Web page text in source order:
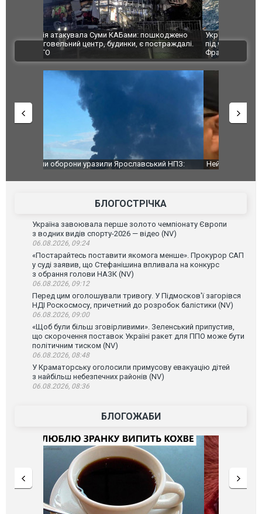
Українські надзвичайники врятували козуленя
під час ліквідації масштабної лісової пожежі у
Франції
СБУ за
Болгарії
ВІДЕО
Неймар влаштував конфлікт після перемоги
"Сантоса". ВІДЕО
Мудрик
БЛОГОСТРІЧКА
Україна завоювала перше золото чемпіонату Європи
з водних видів спорту-2026 — відео (NV)
06.08.2026, 09:24
«Постарайтесь поставити якомога менше». Прокурор САП
у суді заявив, що Стефанішина впливала на конкурс
з обрання голови НАЗК (NV)
06.08.2026, 09:12
Перед цим оголошували тривогу. У Підмосков'ї загорівся
НДІ Роскосмосу, причетний до розробок балістики (NV)
06.08.2026, 09:00
«Щоб були більш зговірливими». Зеленський припустив,
що скорочення поставок Україні ракет для ППО може бути
політичним тиском (NV)
06.08.2026, 08:48
У Краматорську оголосили примусову евакуацію дітей
з найбільш небезпечних районів (NV)
06.08.2026, 08:36
БЛОГОЖАБИ